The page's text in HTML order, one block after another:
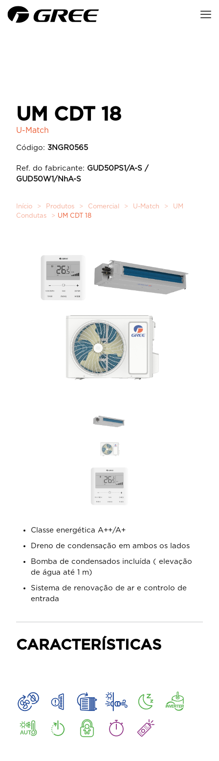
UM CDT 18
U-Match
Código: 3NGR0565
Ref. do fabricante: GUD50PS1/A-S /
GUD50W1/NhA-S
Início > Produtos > Comercial > U-Match >
UM
Condutas
> UM CDT 18
Classe energética A++/A+
Dreno de condensação em ambos os lados
Bomba de condensados incluída ( elevação
de água até 1 m)
Sistema de renovação de ar e controlo de
entrada
CARACTERÍSTICAS